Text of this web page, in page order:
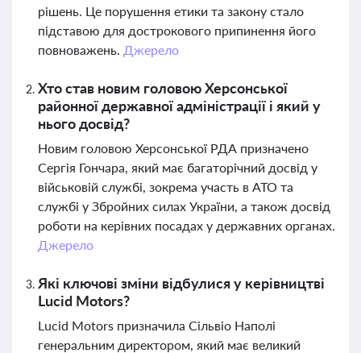
рішень. Це порушення етики та закону стало
підставою для дострокового припинення його
повноважень. Джерело
Хто став новим головою Херсонської
районної державної адміністрації і який у
нього досвід?
Новим головою Херсонської РДА призначено
Сергія Гончара, який має багаторічний досвід у
військовій службі, зокрема участь в АТО та
службі у Збройних силах України, а також досвід
роботи на керівних посадах у державних органах.
Джерело
Які ключові зміни відбулися у керівництві
Lucid Motors?
Lucid Motors призначила Сільвіо Наполі
генеральним директором, який має великий